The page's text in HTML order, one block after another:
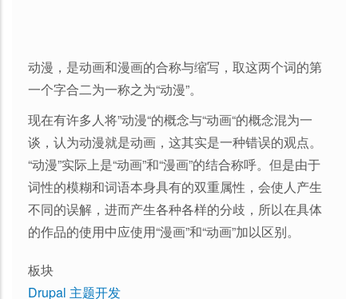
动漫，是动画和漫画的合称与缩写，取这两个词的第
一个字合二为一称之为“动漫”。
现在有许多人将”动漫“的概念与“动画“的概念混为一
谈，认为动漫就是动画，这其实是一种错误的观点。
“动漫”实际上是“动画”和“漫画”的结合称呼。但是由于
词性的模糊和词语本身具有的双重属性，会使人产生
不同的误解，进而产生各种各样的分歧，所以在具体
的作品的使用中应使用“漫画”和“动画”加以区别。
板块
Drupal 主题开发